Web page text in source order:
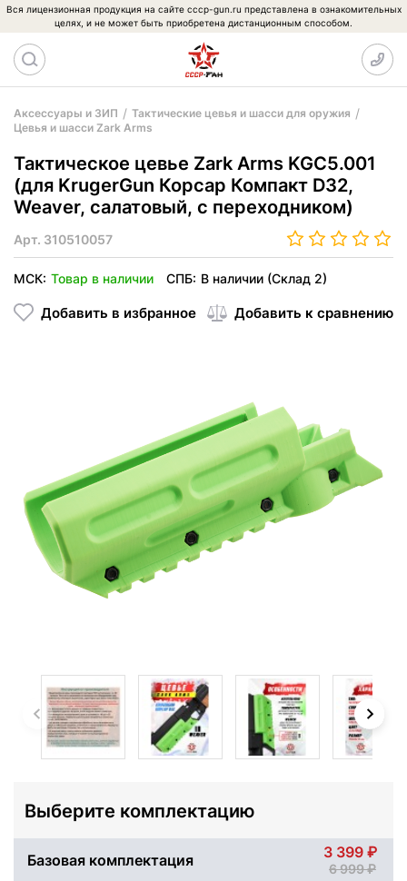
Вся лицензионная продукция на сайте cccp-gun.ru представлена в ознакомительных
целях, и не может быть приобретена дистанционным способом.
Аксессуары и ЗИП
Тактические цевья и шасси для оружия
Цевья и шасси Zark Arms
Тактическое цевье Zark Arms KGC5.001
(для KrugerGun Корсар Компакт D32,
Weaver, салатовый, с переходником)
Арт. 310510057
МСК: Товар в наличии СПБ: В наличии (Склад 2)
Добавить в избранное Добавить к сравнению
Выберите комплектацию
Базовая комплектация 3 399
6 999